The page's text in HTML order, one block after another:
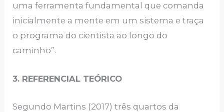
uma ferramenta fundamental que comanda
inicialmente a mente em um sistema e traça
o programa do cientista ao longo do
caminho”.
3. REFERENCIAL TEÓRICO
Segundo Martins (2017) três quartos da